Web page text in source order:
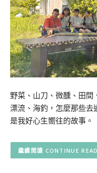
野菜、山刀、微醺、田間
漂流、海釣，怎麼那些
是我好心生嚮往的故事
CONTINUE